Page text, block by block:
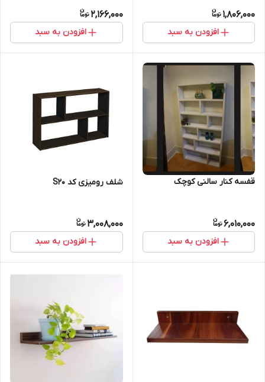
1,806,000
افزودن به سبد
2,166,000
افزودن به سبد
قفسه کنار سالنی کوچک
6,010,000
افزودن به سبد
شلف رومیزی کد S20
3,008,000
افزودن به سبد